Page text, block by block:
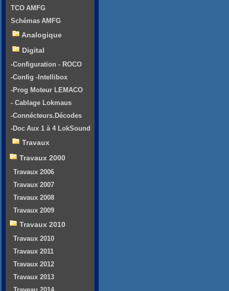
TCO AMFG
Schémas AMFG
Analogique
Digital
-Configuration - ROCO
-Config -Intellibox
-Prog Moteur LEMACO
- Cablage Lokmaus
-Connécteurs.Décodes
-Doc Aux 1 à 4 LokSound
Travaux
Travaux 2000
Travaux 2006
Travaux 2007
Travaux 2008
Travaux 2009
Travaux 2010
Travaux 2010
Travaux 2011
Travaux 2012
Travaux 2013